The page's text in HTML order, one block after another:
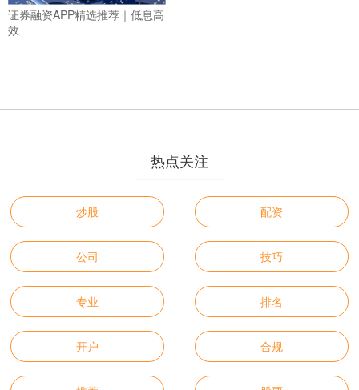
证券融资APP精选推荐｜低息高
效
热点关注
炒股 配资
公司 技巧
专业 排名
开户 合规